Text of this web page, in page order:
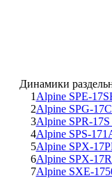
Динамики
1 Alpine SPE-
2Alpine SPG-
3Alpine SPR-
4Alpine SPS-
5Alpine SPX-
6Alpine SPX-
7Alpine SXE-